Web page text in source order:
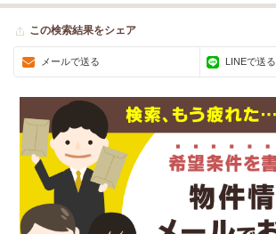
この検索結果をシェア
メールで送る LINEで送る